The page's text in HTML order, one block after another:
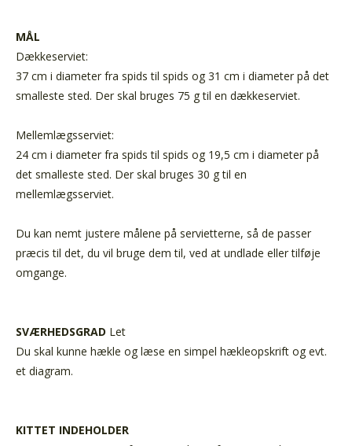
MÅL
Dækkeserviet:
37 cm i diameter fra spids til spids og 31 cm i diameter på det
smalleste sted. Der skal bruges 75 g til en dækkeserviet.
Mellemlægsserviet:
24 cm i diameter fra spids til spids og 19,5 cm i diameter på
det smalleste sted. Der skal bruges 30 g til en
mellemlægsserviet.
Du kan nemt justere målene på servietterne, så de passer
præcis til det, du vil bruge dem til, ved at undlade eller tilføje
omgange.
SVÆRHEDSGRAD Let
Du skal kunne hækle og læse en simpel hækleopskrift og evt.
et diagram.
KITTET INDEHOLDER